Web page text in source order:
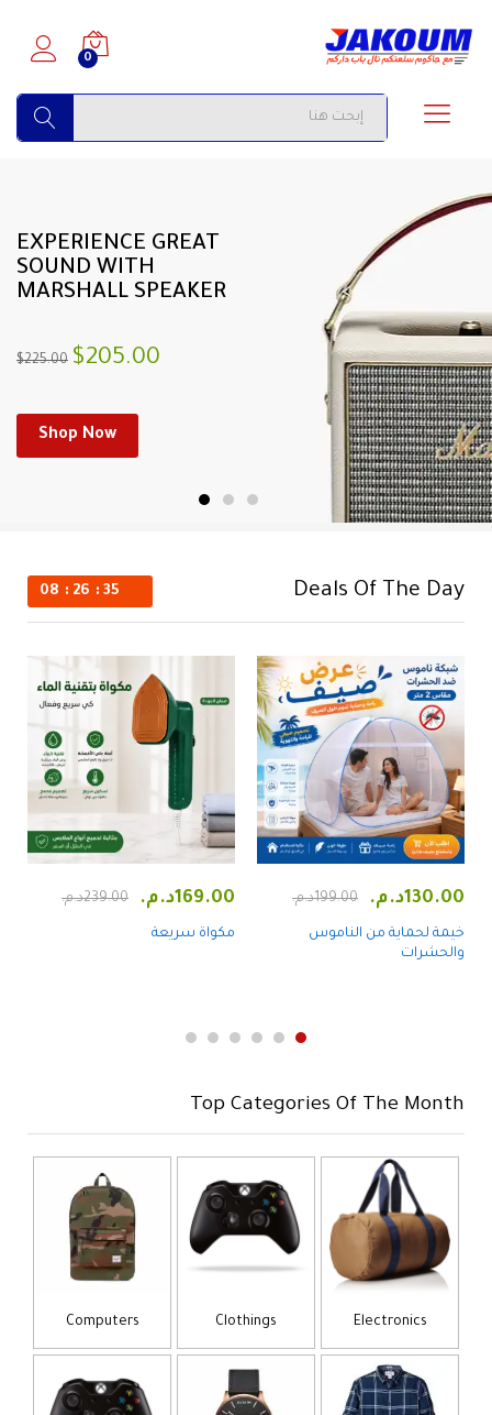
0
EXPERIENCE GREAT
SOUND WITH
MARSHALL SPEAKER
$205.00
$225.00
Shop Now
Deals Of The Day
08 26 34
130.00د.م. 199.00د.م.
خيمة لحماية من الناموس
والحشرات
169.00د.م. 239.00د.م.
مكواة سريعة
Top Categories Of The Month
Electronics
Clothings
Computers